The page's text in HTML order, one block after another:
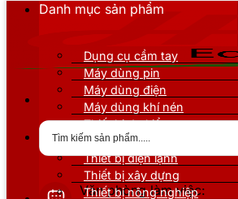
Văn phòng làm việc:
Danh mục sản phẩm
Dụng cụ cầm tay
Máy dùng pin
Máy dùng điện
Máy dùng khí nén
Thiết bị đo kiểm
Thiết bị nâng đỡ
Thiết bị điện lạnh
Thiết bị xây dựng
Thiết bị nông nghiệp